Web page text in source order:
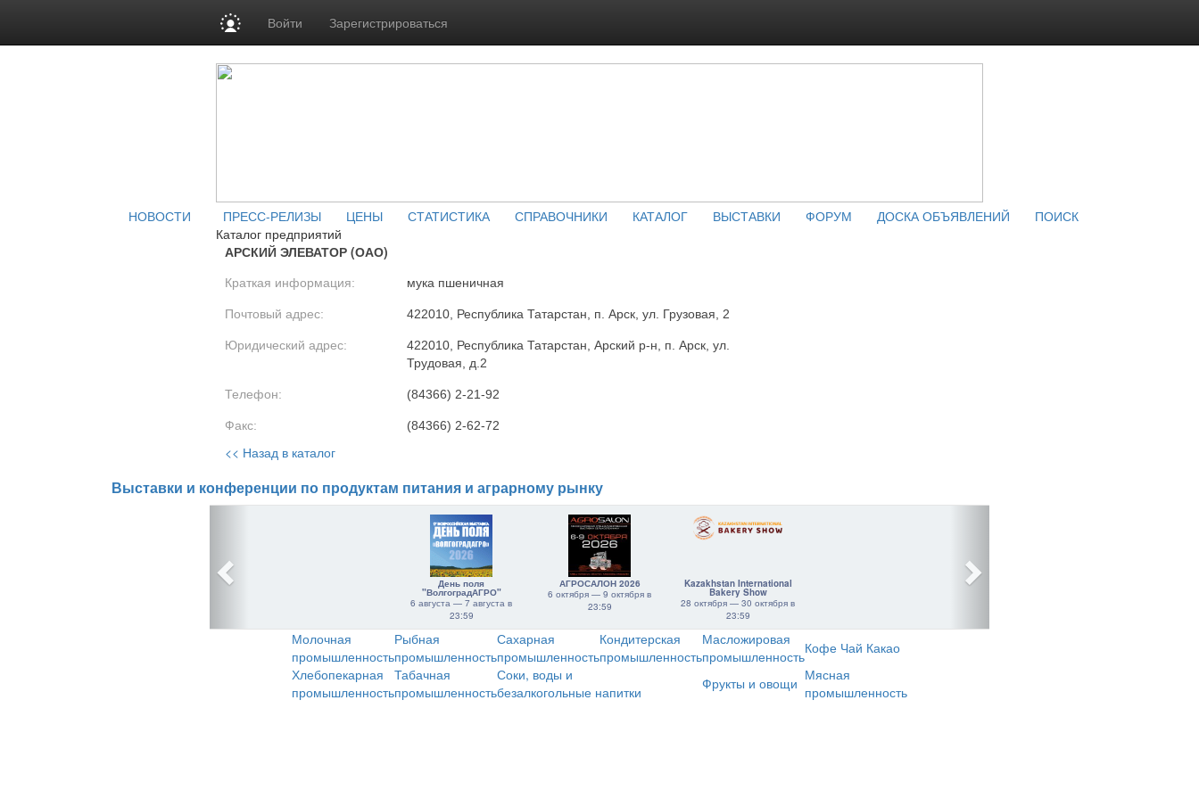
Войти Зарегистрироваться
НОВОСТИ ПРЕСС-РЕЛИЗЫ ЦЕНЫ СТАТИСТИКА СПРАВОЧНИКИ КАТАЛОГ ВЫСТАВКИ ФОРУМ ДОСКА ОБЪЯВЛЕНИЙ
ПОИСК
Каталог предприятий
АРСКИЙ ЭЛЕВАТОР (ОАО)
Краткая информация: мука пшеничная
Почтовый адрес: 422010, Республика Татарстан, п. Арск, ул. Грузовая, 2
Юридический адрес:
422010, Республика Татарстан, Арский р-н, п. Арск, ул.
Трудовая, д.2
Телефон: (84366) 2-21-92
Факс: (84366) 2-62-72
<< Назад в каталог
Выставки и конференции по продуктам питания и аграрному рынку
День поля
"ВолгоградАГРО"
6 августа — 7 августа в
23:59
АГРОСАЛОН 2026
6 октября — 9 октября в
23:59
Kazakhstan International
Bakery Show
28 октября — 30 октября в
23:59
Молочная
промышленность
Рыбная
промышленность
Сахарная
промышленность
Кондитерская
промышленность
Масложировая
промышленностьКофе Чай Какао
Хлебопекарная
промышленность
Табачная
промышленность
Соки, воды и
безалкогольные напитки
Фрукты и овощи Мясная
промышленность